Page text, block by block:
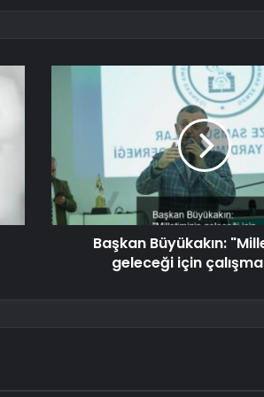
Başkan Büyükakın:
geleceği için